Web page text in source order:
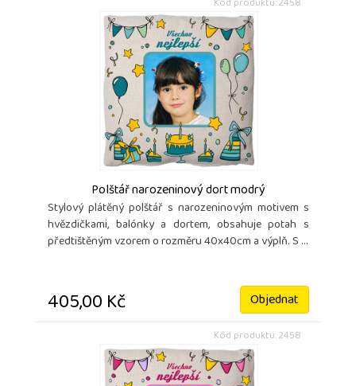
Polštář narozeninový dort modrý
Stylový plátěný polštář s narozeninovým motivem s
hvězdičkami, balónky a dortem, obsahuje potah s
předtištěným vzorem o rozměru 40x40cm a výplň. S ...
405,00 Kč Objednat
Kód produktu: 2458